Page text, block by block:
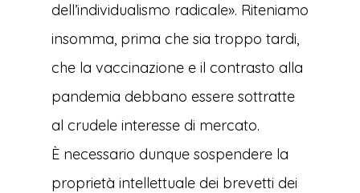
dell’individualismo radicale». Riteniamo
insomma, prima che sia troppo tardi,
che la vaccinazione e il contrasto alla
pandemia debbano essere sottratte
al crudele interesse di mercato.
È necessario dunque sospendere la
proprietà intellettuale dei brevetti dei